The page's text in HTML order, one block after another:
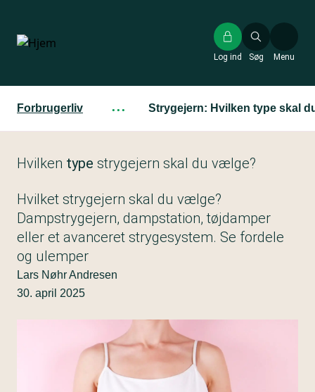
hovedindhold
Søg
Log ind Menu
Forbrugerliv ··· Strygejern: Hvilken type skal
Hvilken type strygejern skal du vælge?
Hvilket strygejern skal du vælge?
Dampstrygejern, dampstation, tøjdamper
eller et avanceret strygesystem. Se fordele
og ulemper
Lars Nøhr Andresen
30. april 2025